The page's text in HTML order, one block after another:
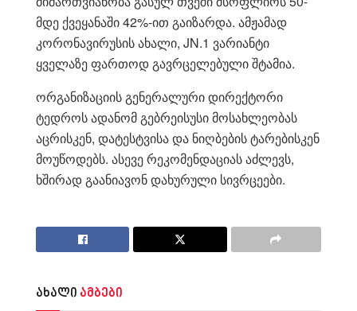
მდე ქვეყანაში 42%-ით გაიზარდა. ამჟამად
კორონავირუსის ახალი, JN.1 ვარიანტი
ყველაზე ფართოდ გავრცელებული შტამია.
ორგანიზაციის გენერალური დირექტორი
ტედროს ადანომ გებრეისუსი მოსახლეობას
აცრისკენ, დატესტვისა და ნიღბების ტარებისკენ
მოუწოდებს. ასევე რეკომენდაციას აძლევს,
ხშირად გაანიავონ დახურული სივრცეები.
ახალი ამბები